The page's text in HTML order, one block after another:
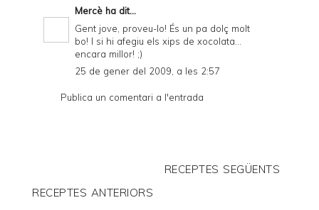
Mercè ha dit...
Gent jove, proveu-lo! És un pa dolç molt
bo! I si hi afegiu els xips de xocolata...
encara millor! ;)
25 de gener del 2009, a les 2:57
Publica un comentari a l'entrada
RECEPTES SEGÜENTS
RECEPTES ANTERIORS